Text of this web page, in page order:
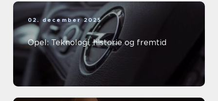
02. december 2025
Opel: Teknologi, historie og fremtid